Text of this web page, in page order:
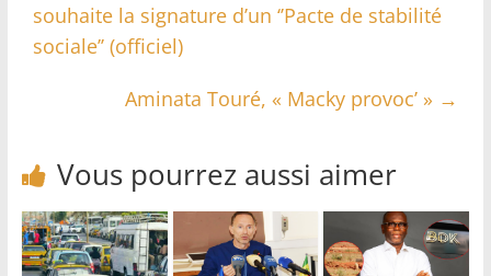
souhaite la signature d’un ‘’Pacte de stabilité
sociale’’ (officiel)
Aminata Touré, « Macky provoc’ » →
Vous pourrez aussi aimer